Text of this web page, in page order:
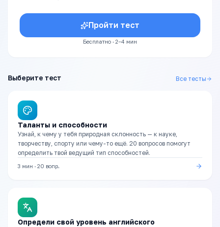
Пройти тест
Бесплатно · 2–4 мин
Выберите тест Все тесты
Таланты и способности
Узнай, к чему у тебя природная склонность — к науке,
творчеству, спорту или чему-то ещё. 20 вопросов помогут
определить твой ведущий тип способностей.
3 мин · 20 вопр.
Определи свой уровень английского